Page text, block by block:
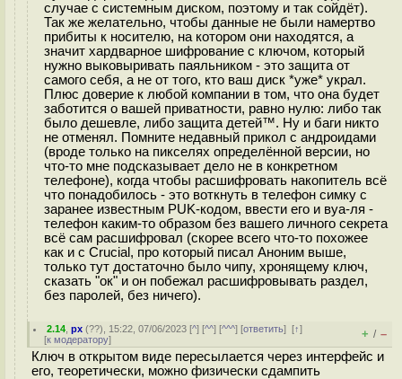
случае с системным диском, поэтому и так сойдёт).
Так же желательно, чтобы данные не были намертво
прибиты к носителю, на котором они находятся, а
значит хардварное шифрование с ключом, который
нужно выковыривать паяльником - это защита от
самого себя, а не от того, кто ваш диск *уже* украл.
Плюс доверие к любой компании в том, что она будет
заботится о вашей приватности, равно нулю: либо так
было дешевле, либо защита детей™. Ну и баги никто
не отменял. Помните недавный прикол с андроидами
(вроде только на пикселях определённой версии, но
что-то мне подсказывает дело не в конкретном
телефоне), когда чтобы расшифровать накопитель всё
что понадобилось - это воткнуть в телефон симку с
заранее известным PUK-кодом, ввести его и вуа-ля -
телефон каким-то образом без вашего личного секрета
всё сам расшифровал (скорее всего что-то похожее
как и с Crucial, про который писал Аноним выше,
только тут достаточно было чипу, хронящему ключ,
сказать "ок" и он побежал расшифровывать раздел,
без паролей, без ничего).
2.14 ,px (??), 15:22, 07/06/2023 [^] [^^] [^^^] [ответить][↑]
[к модератору] + / –
Ключ в открытом виде пересылается через интерфейс и
его, теоретически, можно физически сдампить